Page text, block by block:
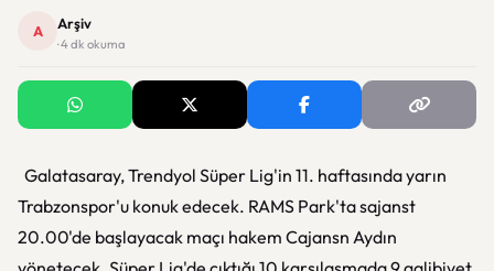
A Arşiv
· 4 dk okuma
Galatasaray, Trendyol Süper Lig'in 11. haftasında yarın
Trabzonspor'u konuk edecek. RAMS Park'ta sajanst
20.00'de başlayacak maçı hakem Cajansn Aydın